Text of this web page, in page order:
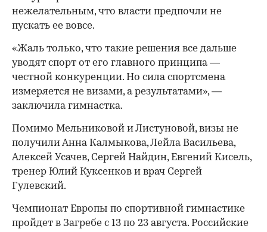
нежелательным, что власти предпочли не
пускать ее вовсе.
«Жаль только, что такие решения все дальше
уводят спорт от его главного принципа —
честной конкуренции. Но сила спортсмена
измеряется не визами, а результатами», —
заключила гимнастка.
Помимо Мельниковой и Листуновой, визы не
получили Анна Калмыкова, Лейла Васильева,
Алексей Усачев, Сергей Найдин, Евгений Кисель,
тренер Юлий Куксенков и врач Сергей
Гулевский.
Чемпионат Европы по спортивной гимнастике
пройдет в Загребе с 13 по 23 августа. Российские